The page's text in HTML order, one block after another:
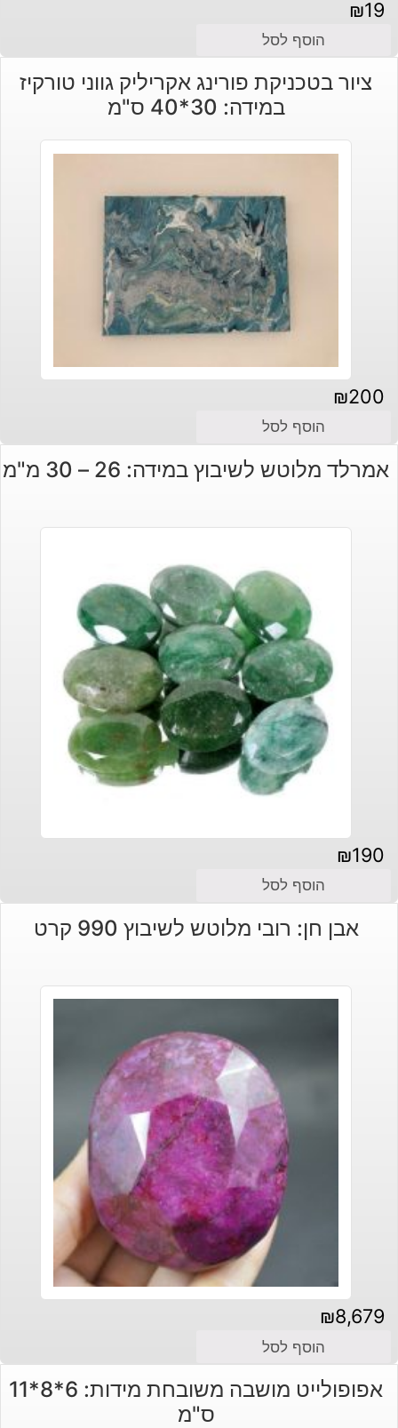
₪19
הוסף לסל
ציור בטכניקת פורינג אקריליק גווני טורקיז
במידה: 30*40 ס"מ
₪200
הוסף לסל
אמרלד מלוטש לשיבוץ במידה: 26 – 30 מ"מ
₪190
הוסף לסל
אבן חן: רובי מלוטש לשיבוץ 990 קרט
₪8,679
הוסף לסל
אפופולייט מושבה משובחת מידות: 6*8*11
ס"מ